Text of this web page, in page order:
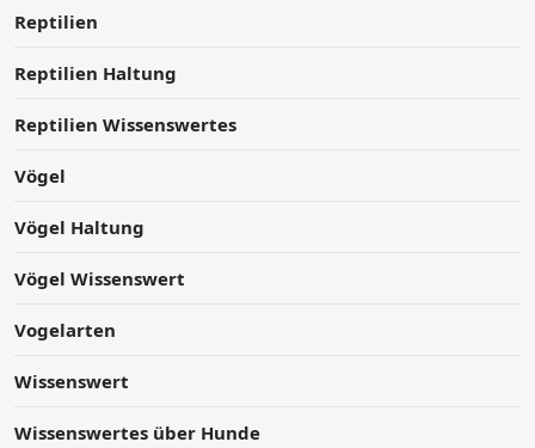
Reptilien
Reptilien Haltung
Reptilien Wissenswertes
Vögel
Vögel Haltung
Vögel Wissenswert
Vogelarten
Wissenswert
Wissenswertes über Hunde